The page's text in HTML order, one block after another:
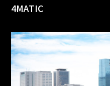
4MATIC